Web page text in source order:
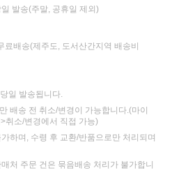
발송(주말, 공휴일 제외)
배송(제주도, 도서산간지역 배송비
일 발송됩니다.
배송 전 취소/변경이 가능합니다.(마이
취소/변경에서 직접 가능)
하며, 수령 후 교환/반품으로만 처리되며
처 주문 건은 묶음배송 처리가 불가합니